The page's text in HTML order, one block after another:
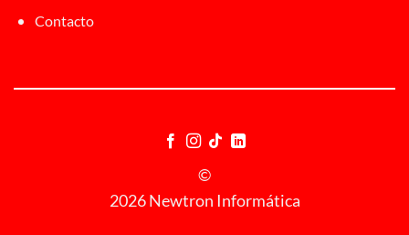
Contacto
©
2026 Newtron Informática